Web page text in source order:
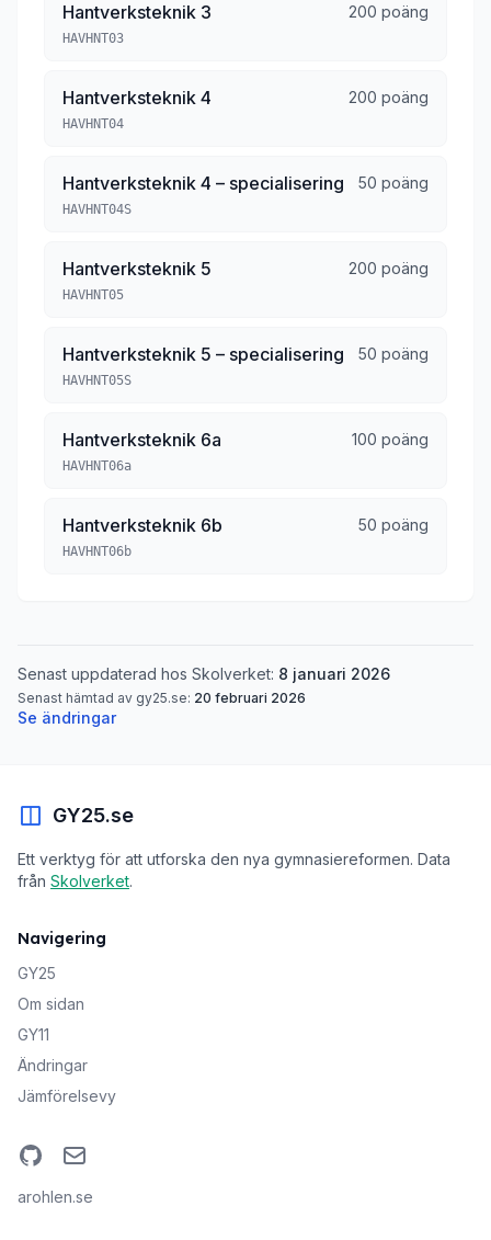
Hantverksteknik 3 200 poäng
HAVHNT03
Hantverksteknik 4 200 poäng
HAVHNT04
Hantverksteknik 4 – specialisering 50 poäng
HAVHNT04S
Hantverksteknik 5 200 poäng
HAVHNT05
Hantverksteknik 5 – specialisering 50 poäng
HAVHNT05S
Hantverksteknik 6a 100 poäng
HAVHNT06a
Hantverksteknik 6b 50 poäng
HAVHNT06b
Senast uppdaterad hos Skolverket: 8 januari 2026
Senast hämtad av gy25.se: 20 februari 2026
Se ändringar
GY25.se
Ett verktyg för att utforska den nya gymnasiereformen. Data
från Skolverket.
Navigering
GY25
Om sidan
GY11
Ändringar
Jämförelsevy
GitHubEmail
arohlen.se